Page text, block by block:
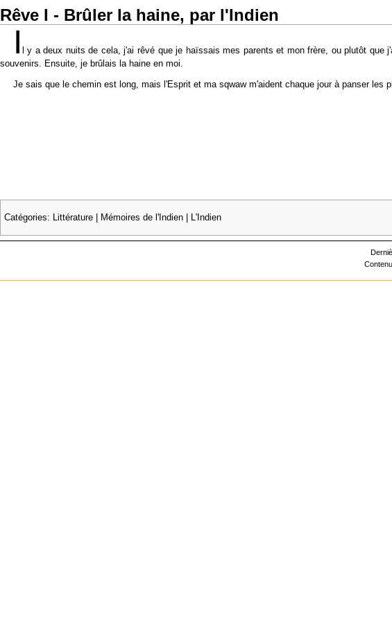
Rêve I - Brûler la haine, par l'Indien
I
l y a deux nuits de cela, j'ai rêvé que je haïssais mes parents et mon frère, ou plutôt
souvenirs. Ensuite, je brûlais la haine en moi.
Je sais que le chemin est long, mais l'Esprit et ma sqwaw m'aident chaque jour à panser les
Catégories: Littérature Mémoires de l'Indien L'Indien